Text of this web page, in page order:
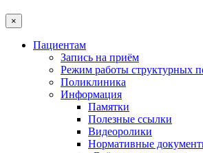
×
Пациентам
Запись на приём
Режим работы структурных
Поликлиника
Информация
Памятки
Полезные ссылки
Видеоролики
Нормативные